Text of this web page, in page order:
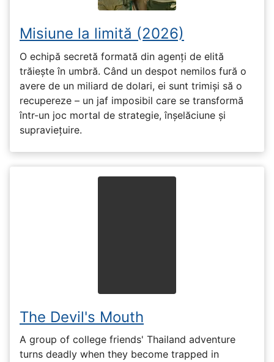
Misiune la limită (2026)
O echipă secretă formată din agenți de elită
trăiește în umbră. Când un despot nemilos fură o
avere de un miliard de dolari, ei sunt trimiși să o
recupereze – un jaf imposibil care se transformă
într-un joc mortal de strategie, înșelăciune și
supraviețuire.
The Devil's Mouth
A group of college friends' Thailand adventure
turns deadly when they become trapped in